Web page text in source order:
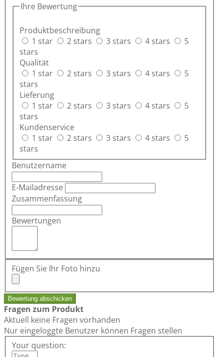
Ihre Bewertung
Produktbeschreibung
1 star
2 stars 3 stars 4 stars
5
stars
Qualität
1 star
2 stars 3 stars 4 stars
5
stars
Lieferung
1 star
2 stars 3 stars 4 stars
5
stars
Kundenservice
1 star
2 stars 3 stars 4 stars
5
stars
Benutzername
E-Mailadresse
Zusammenfassung
Bewertungen
Fügen Sie Ihr Foto hinzu
Bewertung abschicken
Fragen zum Produkt
Aktuell keine Fragen vorhanden
Nur eingeloggte Benutzer können Fragen stellen
Your question: